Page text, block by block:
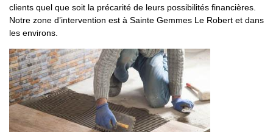
clients quel que soit la précarité de leurs possibilités financières.
Notre zone d’intervention est à Sainte Gemmes Le Robert et dans
les environs.